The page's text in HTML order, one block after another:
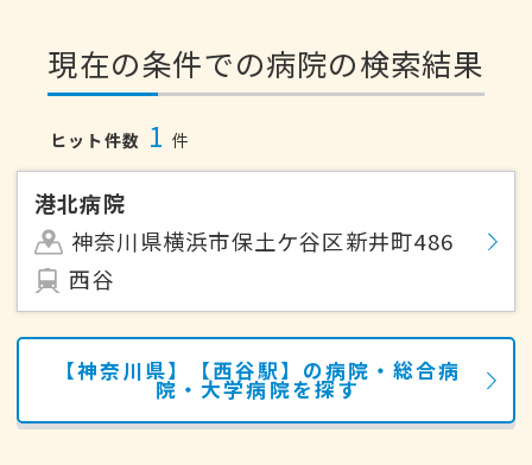
現在の条件での病院の検索結果
ヒット件数 1 件
港北病院
神奈川県横浜市保土ケ谷区新井町486
西谷
【神奈川県】【西谷駅】の病院・総合病
院・大学病院を探す